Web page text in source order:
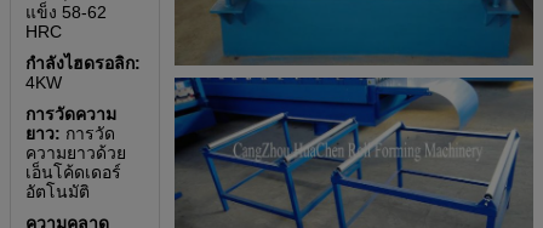
แข็ง 58-62
HRC
กำลังไฮดรอลิก:
4KW
การวัดความ
ยาว: การวัด
ความยาวด้วย
เอ็นโค้ดเดอร์
อัตโนมัติ
ความคลาด